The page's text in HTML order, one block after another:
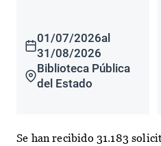
01/07/2026al
31/08/2026
Biblioteca Pública
del Estado
Se han recibido 31.183